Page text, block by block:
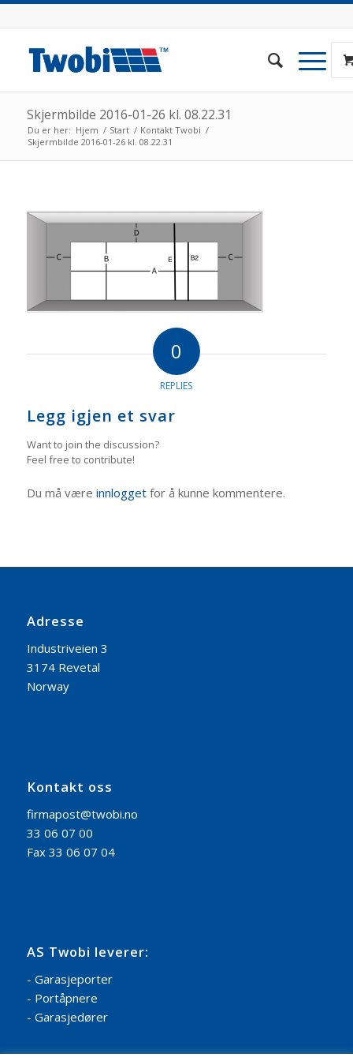
Skjermbilde 2016-01-26 kl. 08.22.31
Du er her: Hjem / Start / Kontakt Twobi /
Skjermbilde 2016-01-26 kl. 08.22.31
0
REPLIES
Legg igjen et svar
Want to join the discussion?
Feel free to contribute!
Du må være innloggetfor å kunne kommentere.
Adresse
Industriveien 3
3174 Revetal
Norway
Kontakt oss
firmapost@twobi.no
33 06 07 00
Fax 33 06 07 04
AS Twobi leverer:
- Garasjeporter
- Portåpnere
- Garasjedører